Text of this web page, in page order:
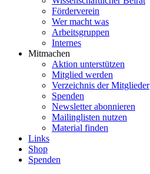
Förderverein
Wer macht was
Arbeitsgruppen
Internes
Mitmachen
Aktion unterstützen
Mitglied werden
Verzeichnis der Mitglieder
Spenden
Newsletter abonnieren
Mailinglisten nutzen
Material finden
Links
Shop
Spenden